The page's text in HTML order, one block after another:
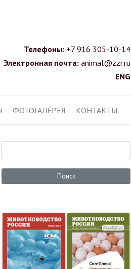
Телефоны: +7 916 305-10-14
Электронная почта: animal@zzr.ru
ENG
ФОТОГАЛЕРЕЯ КОНТАКТЫ
Поиск